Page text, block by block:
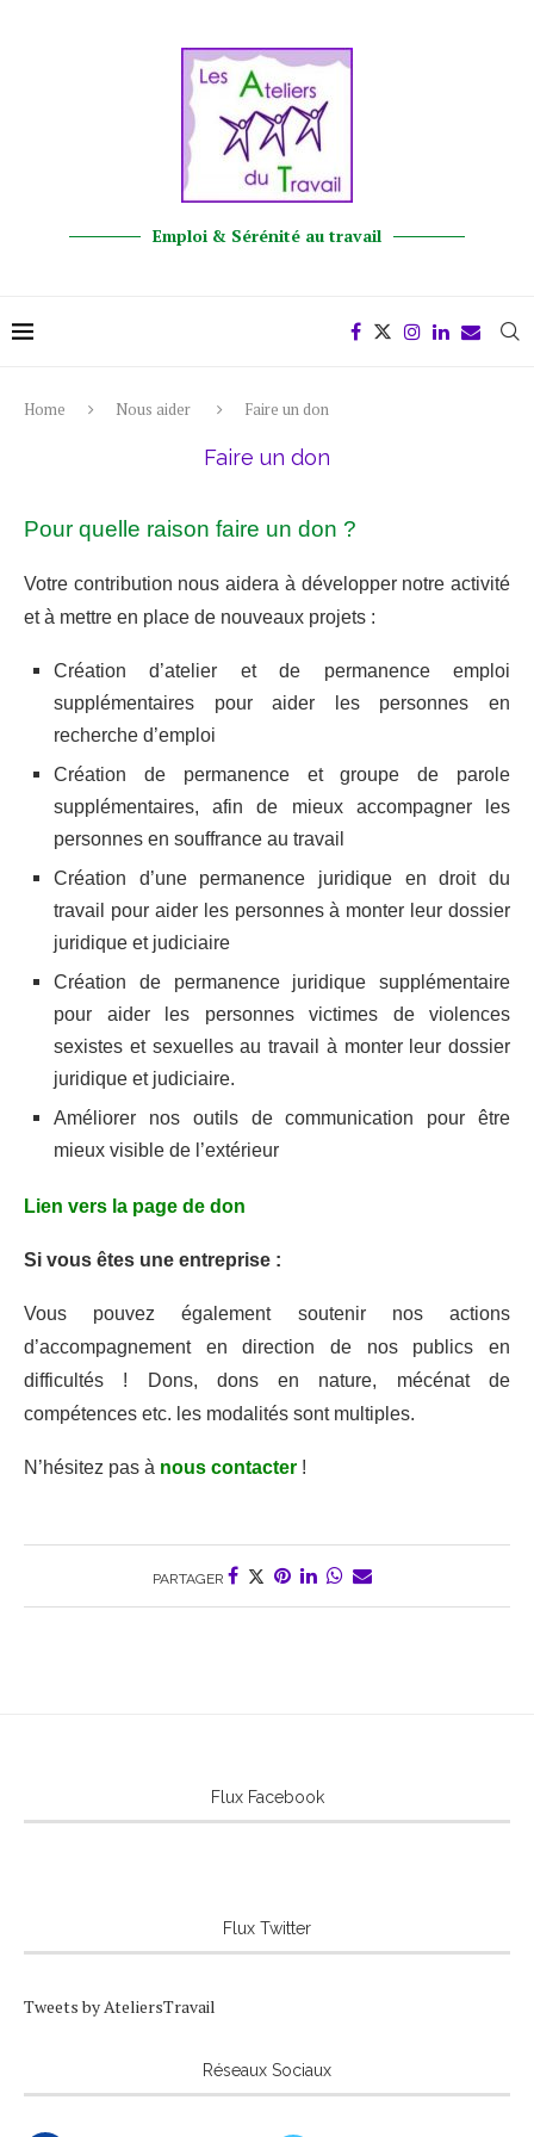
Emploi & Sérénité au travail
Home Nous aider Faire un don
Faire un don
Pour quelle raison faire un don ?
Votre contribution nous aidera à développer notre activité
et à mettre en place de nouveaux projets :
Création d’atelier et de permanence emploi
supplémentaires pour aider les personnes en
recherche d’emploi
Création de permanence et groupe de parole
supplémentaires, afin de mieux accompagner les
personnes en souffrance au travail
Création d’une permanence juridique en droit du
travail pour aider les personnes à monter leur dossier
juridique et judiciaire
Création de permanence juridique supplémentaire
pour aider les personnes victimes de violences
sexistes et sexuelles au travail à monter leur dossier
juridique et judiciaire.
Améliorer nos outils de communication pour être
mieux visible de l’extérieur
Lien vers la page de don
Si vous êtes une entreprise :
Vous pouvez également soutenir nos actions
d’accompagnement en direction de nos publics en
difficultés ! Dons, dons en nature, mécénat de
compétences etc. les modalités sont multiples.
N’hésitez pas à nous contacter !
PARTAGER
Flux Facebook
Flux Twitter
Tweets by AteliersTravail
Réseaux Sociaux